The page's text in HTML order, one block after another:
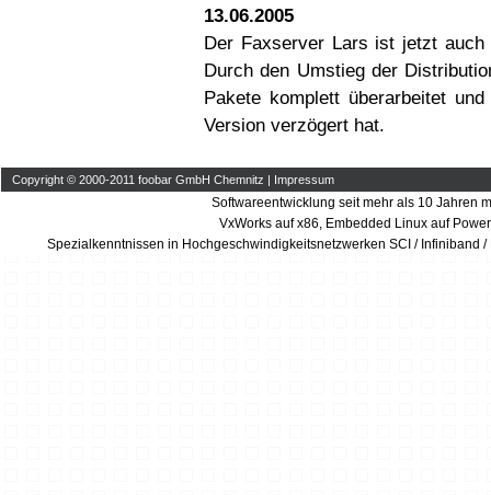
13.06.2005
Der Faxserver Lars ist jetzt
Durch den Umstieg der
Pakete komplett überarbeitet
Version verzögert hat.
Copyright © 2000-2011 foobar GmbH Chemnitz | Impressum
Softwareentwicklung seit mehr als 10 Jahren
VxWorks auf x86, Embedded Linux auf
Spezialkenntnissen in Hochgeschwindigkeitsnetzwerken SCI / Infiniband